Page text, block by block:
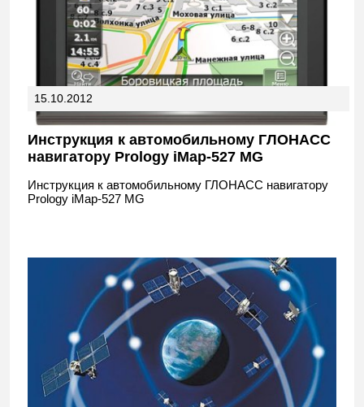
15.10.2012
Инструкция к автомобильному ГЛОНАСС
навигатору Prology iMap-527 MG
Инструкция к автомобильному ГЛОНАСС навигатору
Prology iMap-527 MG